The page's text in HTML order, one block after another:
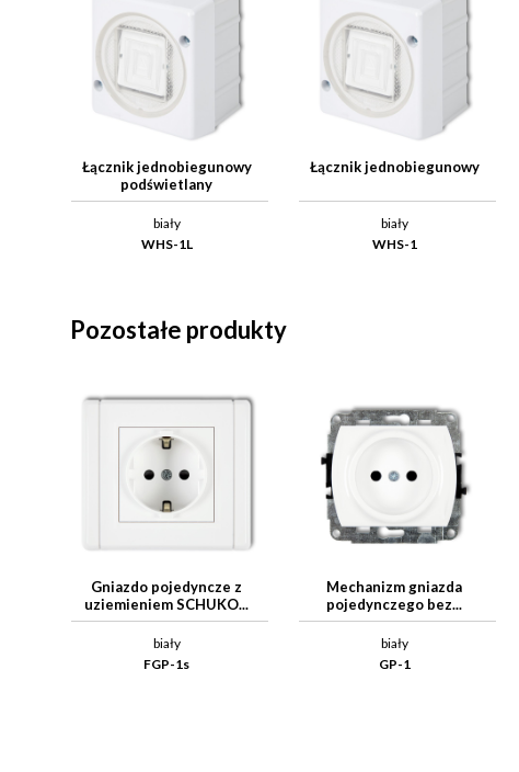
Łącznik jednobiegunowy
podświetlany
biały
WHS-1L
Łącznik jednobiegunowy
biały
WHS-1
Pozostałe produkty
Gniazdo pojedyncze z
uziemieniem SCHUKO...
biały
FGP-1s
Mechanizm gniazda
pojedynczego bez...
biały
GP-1